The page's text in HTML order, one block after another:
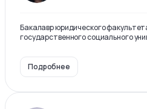
Бакалавр юридического
государственного социального
Подробнее